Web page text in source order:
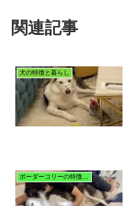
関連記事
犬の特徴と暮らし
ボーダーコリーの特徴と暮らし